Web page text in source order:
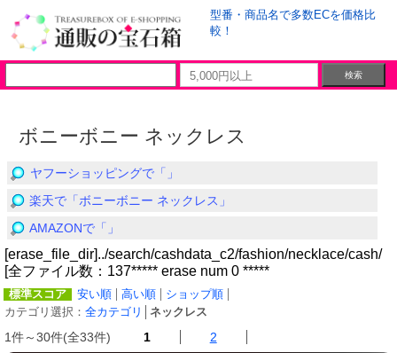
型番・商品名で多数ECを価格比
較！
ボニーボニー ネックレス
ヤフーショッピングで「」
楽天で「ボニーボニー ネックレス」
AMAZONで「」
[erase_file_dir]../search/cashdata_c2/fashion/necklace/cash/
[全ファイル数：137***** erase num 0 *****
標準スコア 安い順 高い順
ショップ順
カテゴリ選択： 全カテゴリ ネックレス
1件～30件(全33件) 1 2